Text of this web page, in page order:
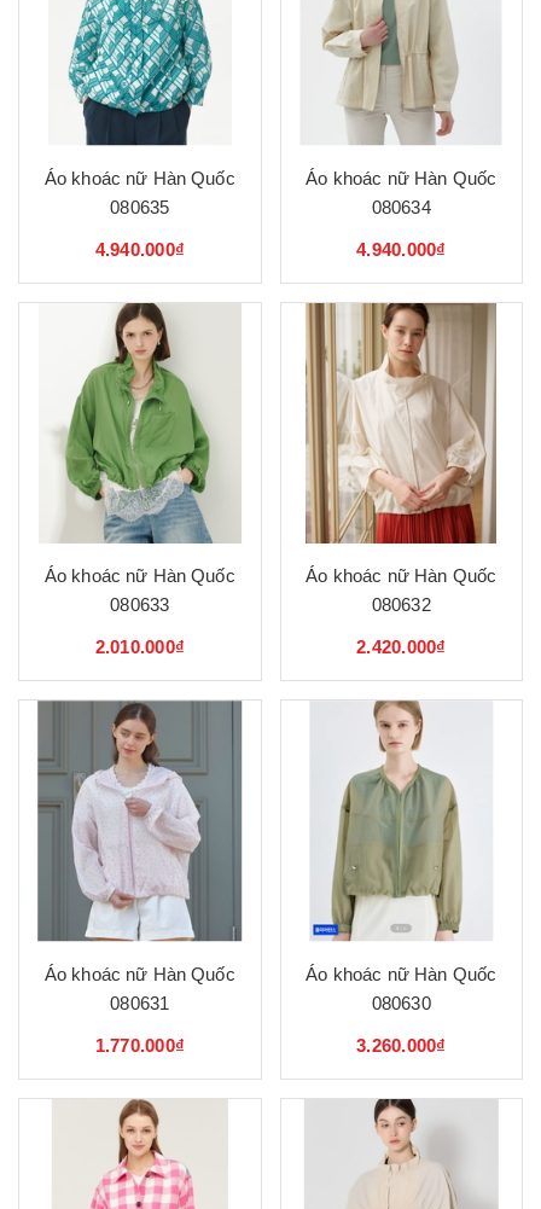
Áo khoác nữ Hàn Quốc
080635
4.940.000₫
Áo khoác nữ Hàn Quốc
080634
4.940.000₫
Áo khoác nữ Hàn Quốc
080633
2.010.000₫
Áo khoác nữ Hàn Quốc
080632
2.420.000₫
Áo khoác nữ Hàn Quốc
080631
1.770.000₫
Áo khoác nữ Hàn Quốc
080630
3.260.000₫